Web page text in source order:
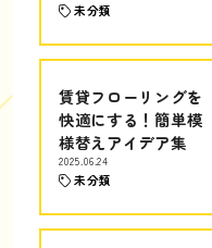
未分類
賃貸フローリングを
快適にする！簡単模
様替えアイデア集
2025.06.24
未分類